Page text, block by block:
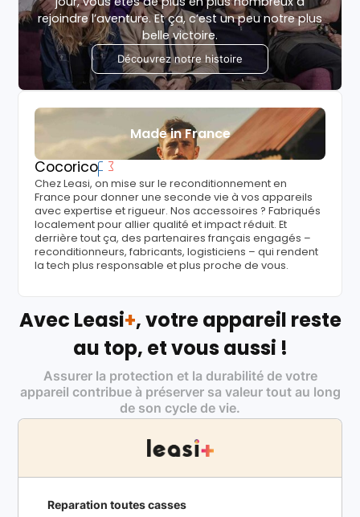
rejoindre l’aventure. Et ça, c’est un peu notre plus
belle victoire.
Découvrez notre histoire
Made in France
Cocorico
Chez Leasi, on mise sur le reconditionnement en
France pour donner une seconde vie à vos appareils
avec expertise et rigueur. Nos accessoires ? Fabriqués
localement pour allier qualité et impact réduit. Et
derrière tout ça, des partenaires français engagés –
reconditionneurs, fabricants, logisticiens – qui rendent
la tech plus responsable et plus proche de vous.
Avec Leasi+, votre appareil reste
au top, et vous aussi !
Assurer la protection et la durabilité de votre
appareil contribue à préserver sa valeur tout au long
de son cycle de vie.
Reparation toutes casses